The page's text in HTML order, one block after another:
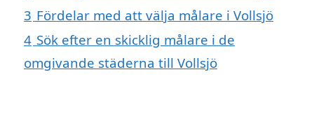
3 Fördelar med att välja målare i Vollsjö
4 Sök efter en skicklig målare i de
omgivande städerna till Vollsjö